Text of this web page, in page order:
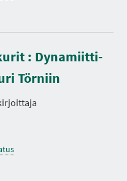
: Dynamiitti-
Törniin